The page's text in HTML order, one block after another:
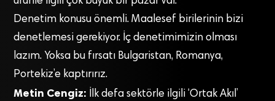
Denetim konusu önemli. Maalesef birilerinin bizi
denetlemesi gerekiyor. İç denetimimizin olması
lazım. Yoksa bu fırsatı Bulgaristan, Romanya,
Portekiz’e kaptırırız.
Metin Cengiz: İlk defa sektörle ilgili ‘Ortak Akıl’